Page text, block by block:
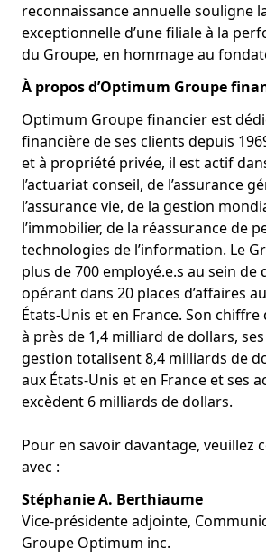
reconnaissance annuelle souligne
exceptionnelle d’une filiale à la
du Groupe, en hommage au
À propos d’Optimum Groupe
Optimum Groupe financier est
financière de ses clients depuis
et à propriété privée, il est actif
l’actuariat conseil, de l’assurance
l’assurance vie, de la gestion
l’immobilier, de la réassurance de
technologies de l’information. Le
plus de 700 employé.e.s au sein de
opérant dans 20 places d’affaires
États-Unis et en France. Son chiffre
à près de 1,4 milliard de dollars,
gestion totalisent 8,4 milliards de
aux États-Unis et en France et ses
excèdent 6 milliards de dollars.
Pour en savoir davantage, veuillez
avec :
Stéphanie A. Berthiaume
Vice-présidente adjointe,
Groupe Optimum inc.